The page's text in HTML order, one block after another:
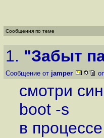
Сообщения по теме
1. "Забыт
Сообщение от jamper
смотри
boot -s
в процессе